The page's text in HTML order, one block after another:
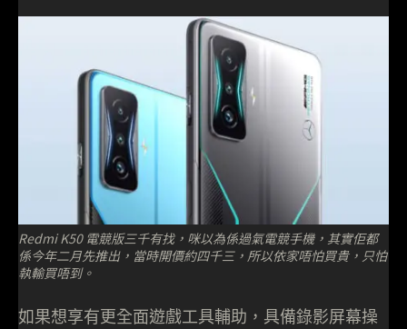
Redmi K50 電競版三千有找，咪以為係過氣電競手機，其實佢都
係今年二月先推出，當時開價約四千三，所以依家唔怕買貴，只怕
執輸買唔到。
如果想享有更全面遊戲工具輔助，具備錄影屏幕操